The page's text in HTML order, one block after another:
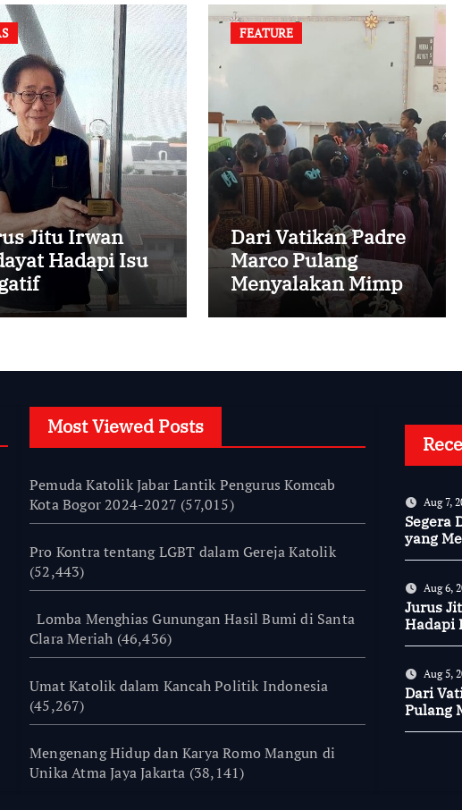
Jitu Irwan
Hadapi Isu
FEATURE
Dari Vatikan Padre
Marco Pulang
Menyalakan Mimpi
Anak-anak Desa
Most Viewed Posts
Pemuda Katolik Jabar Lantik Pengurus Komcab
Kota Bogor 2024-2027 (57,015)
Pro Kontra tentang LGBT dalam Gereja Katolik
(52,443)
Lomba Menghias Gunungan Hasil Bumi di Santa
Clara Meriah (46,436)
Umat Katolik dalam Kancah Politik Indonesia
(45,267)
Mengenang Hidup dan Karya Romo Mangun di
Unika Atma Jaya Jakarta (38,141)
Aug 7,
Segera
yang
Aug 6,
Jurus
Hadapi
Aug 5,
Dari
Pulang